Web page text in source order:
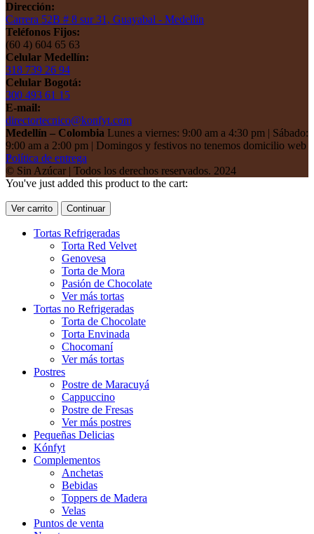
Dirección:
Carrera 52B # 8 sur 31, Guayabal - Medellín
Teléfonos Fijos:
(60 4) 604 65 63
Celular Medellín:
318 739 26 94
Celular Bogotá:
300 493 61 15
E-mail:
directortecnico@konfyt.com
Medellín – Colombia Lunes a viernes: 9:00 am a 4:30 pm | Sábado:
9:00 am a 2:00 pm | Domingos y festivos no tenemos domicilio web
Política de entrega
© Sin Azúcar | Todos los derechos reservados. 2024
You've just added this product to the cart:
Ver carrito Continuar
Tortas Refrigeradas
Torta Red Velvet
Genovesa
Torta de Mora
Pasión de Chocolate
Ver más tortas
Tortas no Refrigeradas
Torta de Chocolate
Torta Envinada
Chocomaní
Ver más tortas
Postres
Postre de Maracuyá
Cappuccino
Postre de Fresas
Ver más postres
Pequeñas Delicias
Kónfyt
Complementos
Anchetas
Bebidas
Toppers de Madera
Velas
Puntos de venta